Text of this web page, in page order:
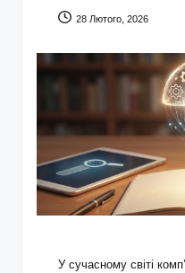
28 Лютого, 2026
У сучасному світі